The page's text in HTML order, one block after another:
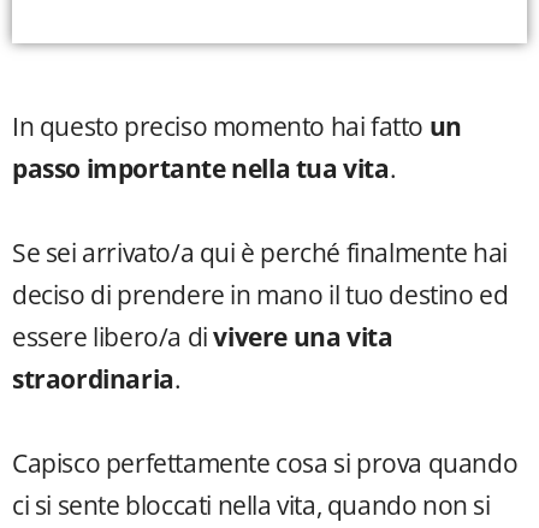
In questo preciso momento hai fatto un
passo importante nella tua vita.
Se sei arrivato/a qui è perché finalmente hai
deciso di prendere in mano il tuo destino ed
essere libero/a divivere una vita
straordinaria.
Capisco perfettamente cosa si prova quando
ci si sente bloccati nella vita, quando non si